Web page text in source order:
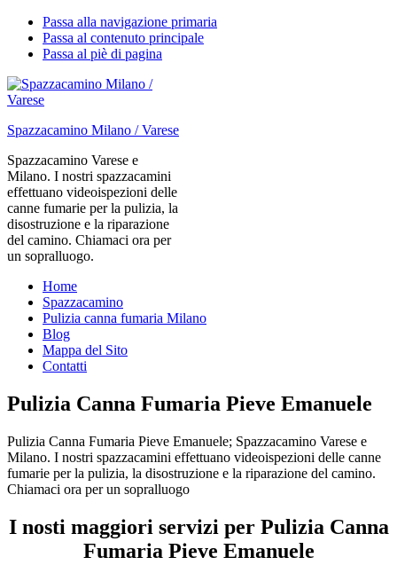
Passa alla navigazione primaria
Passa al contenuto principale
Passa al piè di pagina
Spazzacamino Milano / Varese
Spazzacamino Varese e
Milano. I nostri spazzacamini
effettuano videoispezioni delle
canne fumarie per la pulizia, la
disostruzione e la riparazione
del camino. Chiamaci ora per
un sopralluogo.
Home
Spazzacamino
Pulizia canna fumaria Milano
Blog
Mappa del Sito
Contatti
Pulizia Canna Fumaria Pieve Emanuele
Pulizia Canna Fumaria Pieve Emanuele; Spazzacamino Varese e
Milano. I nostri spazzacamini effettuano videoispezioni delle canne
fumarie per la pulizia, la disostruzione e la riparazione del camino.
Chiamaci ora per un sopralluogo
I nosti maggiori servizi per Pulizia Canna
Fumaria Pieve Emanuele